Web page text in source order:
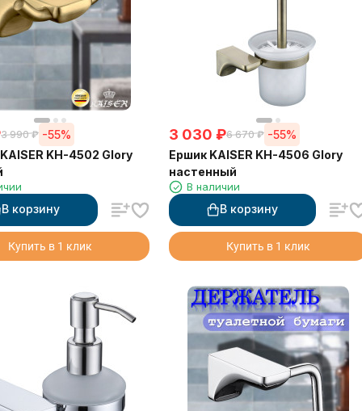
3 990 ₽ -55%
KH-4502 Glory
В корзину
Купить в 1 клик
3 030 ₽6 670 ₽ -55%
Ершик KAISER KH-4506 Glory
настенный
В наличии
В корзину
Купить в 1 клик